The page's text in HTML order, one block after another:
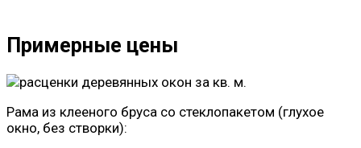
Примерные цены
Рама из клееного бруса со стеклопакетом (глухое
окно, без створки):